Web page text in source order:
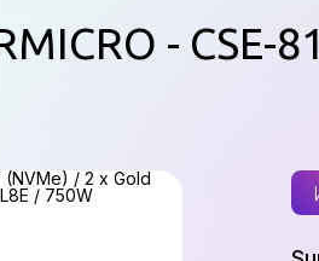
- CSE-